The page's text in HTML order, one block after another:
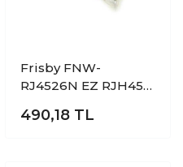
Frisby FNW-
RJ4526N EZ RJH45
Delikli Konnektör
490,18 TL